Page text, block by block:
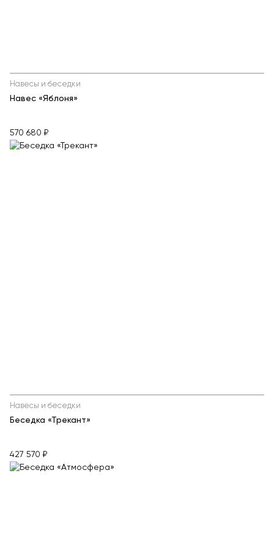
Навесы и беседки
Навес «Яблоня»
570 680 ₽
Навесы и беседки
Беседка «Трекант»
427 570 ₽